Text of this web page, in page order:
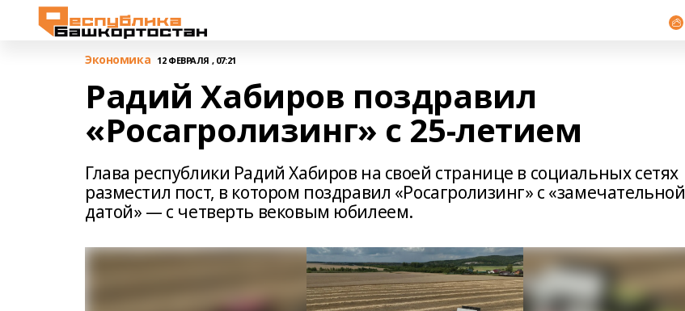
Экономика 12 ФЕВРАЛЯ , 07:21
Радий Хабиров поздравил
«Росагролизинг» с 25-летием
Глава республики Радий Хабиров на своей странице в социальных сетях
разместил пост, в котором поздравил «Росагролизинг» с «замечательной
датой» — с четверть вековым юбилеем.